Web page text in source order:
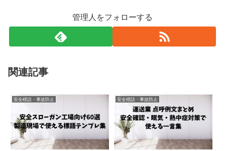
管理人をフォローする
関連記事
安全標語・事故防止 安全標語・事故防止